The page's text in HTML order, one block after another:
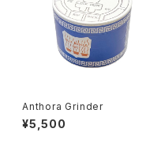
Anthora Grinder
¥5,500